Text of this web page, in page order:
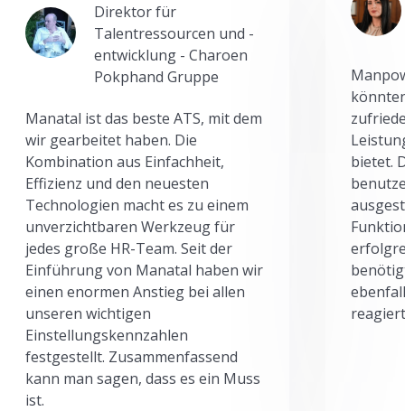
Direktor für
Talentressourcen und -
entwicklung - Charoen
Pokphand Gruppe
Manatal ist das beste ATS, mit dem
wir gearbeitet haben. Die
Kombination aus Einfachheit,
Effizienz und den neuesten
Technologien macht es zu einem
unverzichtbaren Werkzeug für
jedes große HR-Team. Seit der
Einführung von Manatal haben wir
einen enormen Anstieg bei allen
unseren wichtigen
Einstellungskennzahlen
festgestellt. Zusammenfassend
kann man sagen, dass es ein Muss
ist.
bietet.